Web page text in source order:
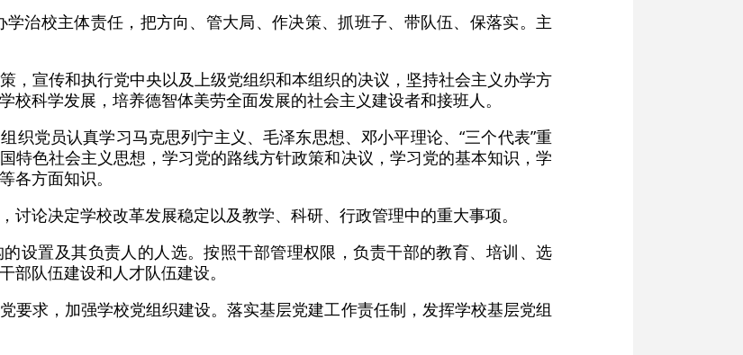
治校主体责任，把方向、管大局、作决策、抓班子、带队伍、保落实。主
，宣传和执行党中央以及上级党组织和本组织的决议，坚持社会主义办学方
校科学发展，培养德智体美劳全面发展的社会主义建设者和接班人。
织党员认真学习马克思列宁主义、毛泽东思想、邓小平理论、“三个代表”重
特色社会主义思想，学习党的路线方针政策和决议，学习党的基本知识，学
各方面知识。
讨论决定学校改革发展稳定以及教学、科研、行政管理中的重大事项。
的设置及其负责人的人选。按照干部管理权限，负责干部的教育、培训、选
部队伍建设和人才队伍建设。
要求，加强学校党组织建设。落实基层党建工作责任制，发挥学校基层党组